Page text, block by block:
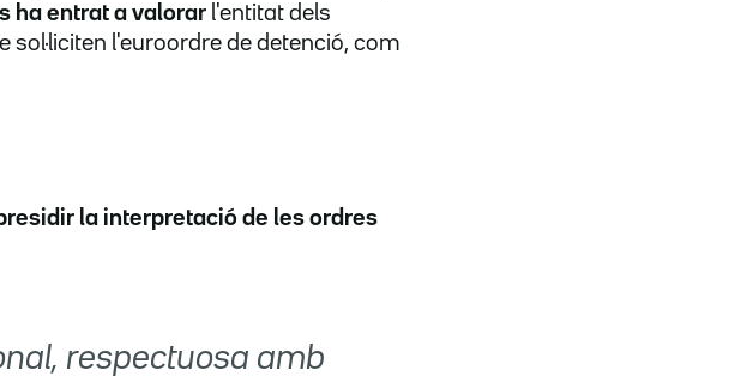
ha entrat a valorar l'entitat dels
l'euroordre de detenció, com
la interpretació de les ordres
respectuosa amb